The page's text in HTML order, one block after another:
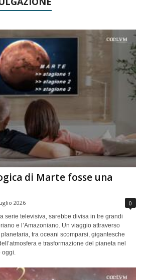
di Marte fosse una
2026 0
serie televisiva, sarebbe divisa in tre grandi
e l’Amazoniano. Un viaggio attraverso
tra oceani scomparsi, gigantesche
e trasformazione del pianeta nel
oggi.